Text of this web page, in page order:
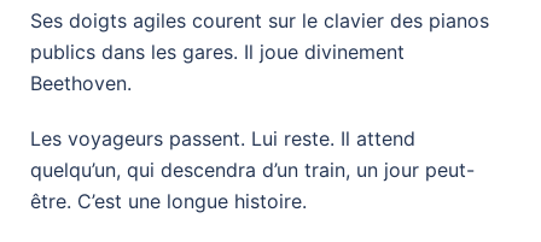
Ses doigts agiles courent sur le clavier des pianos
publics dans les gares. Il joue divinement
Beethoven.
Les voyageurs passent. Lui reste. Il attend
quelqu’un, qui descendra d’un train, un jour peut-
être. C’est une longue histoire.